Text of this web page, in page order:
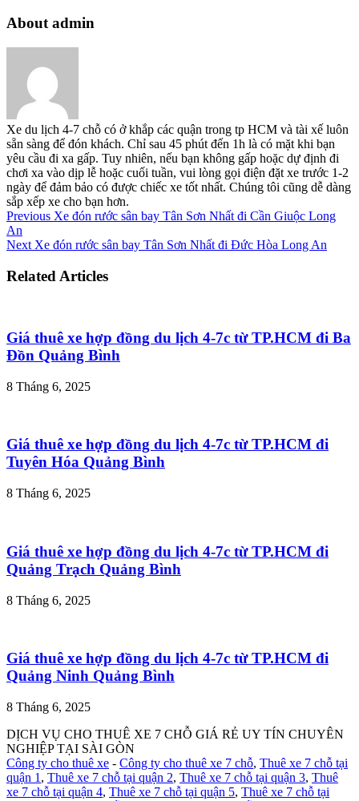
About admin
Xe du lịch 4-7 chỗ có ở khắp các quận trong tp HCM và tài xế luôn
sẵn sàng để đón khách. Chỉ sau 45 phút đến 1h là có mặt khi bạn
yêu cầu đi xa gấp. Tuy nhiên, nếu bạn không gấp hoặc dự định đi
chơi xa vào dịp lễ hoặc cuối tuần, vui lòng gọi điện đặt xe trước 1-2
ngày để đảm bảo có được chiếc xe tốt nhất. Chúng tôi cũng dễ dàng
sắp xếp xe cho bạn hơn.
Previous Xe đón rước sân bay Tân Sơn Nhất đi Cần Giuộc Long
An
Next Xe đón rước sân bay Tân Sơn Nhất đi Đức Hòa Long An
Related Articles
Giá thuê xe hợp đồng du lịch 4-7c từ TP.HCM đi Ba
Đồn Quảng Bình
8 Tháng 6, 2025
Giá thuê xe hợp đồng du lịch 4-7c từ TP.HCM đi
Tuyên Hóa Quảng Bình
8 Tháng 6, 2025
Giá thuê xe hợp đồng du lịch 4-7c từ TP.HCM đi
Quảng Trạch Quảng Bình
8 Tháng 6, 2025
Giá thuê xe hợp đồng du lịch 4-7c từ TP.HCM đi
Quảng Ninh Quảng Bình
8 Tháng 6, 2025
DỊCH VỤ CHO THUÊ XE 7 CHỖ GIÁ RẺ UY TÍN CHUYÊN
NGHIỆP TẠI SÀI GÒN
Công ty cho thuê xe - Công ty cho thuê xe 7 chỗ, Thuê xe 7 chỗ tại
quận 1 , Thuê xe 7 chỗ tại quận 2, Thuê xe 7 chỗ tại quận 3, Thuê
xe 7 chỗ tại quận 4, Thuê xe 7 chỗ tại quận 5, Thuê xe 7 chỗ tại